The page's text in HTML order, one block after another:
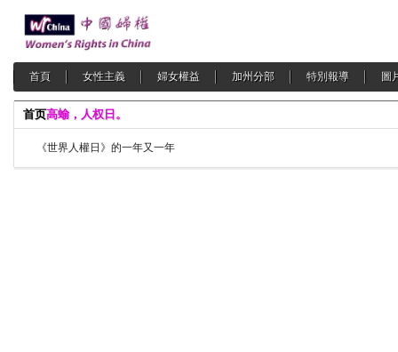
首頁 女性主義 婦女權益 加州分部 特別報導 圖
首页高蝓，人权日。
《世界人權日》的一年又一年